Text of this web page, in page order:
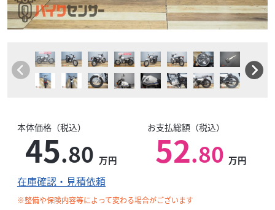
本体価格（税込）
45.80 万円
お支払総額（税込）
52.80 万円
在庫確認・見積依頼
※整備や保険内容等によって変わる場合がございます